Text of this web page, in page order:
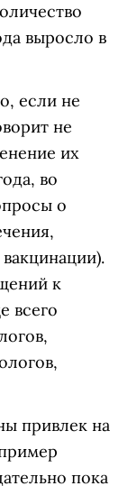
выросло в
если не
не
их
во
о
к
всего
привлек на
пока